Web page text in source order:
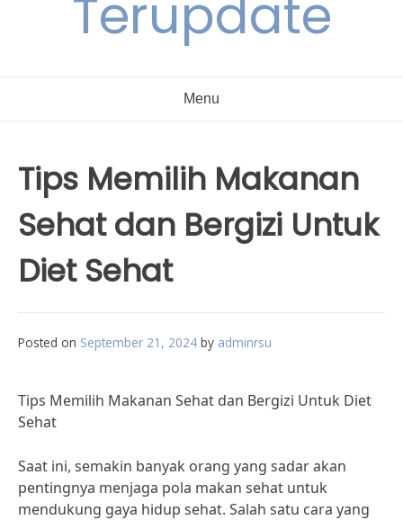
Terupdate
Menu
Tips Memilih Makanan
Sehat dan Bergizi Untuk
Diet Sehat
Posted on September 21, 2024 by adminrsu
Tips Memilih Makanan Sehat dan Bergizi Untuk Diet
Sehat
Saat ini, semakin banyak orang yang sadar akan
pentingnya menjaga pola makan sehat untuk
mendukung gaya hidup sehat. Salah satu cara yang